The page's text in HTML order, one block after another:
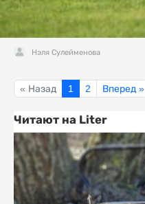
Нэля Сулейменова
« Назад 1 2 Вперед »
Читают на Liter